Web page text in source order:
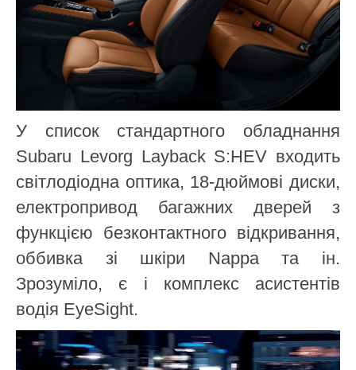
У список стандартного обладнання
Subaru Levorg Layback S:HEV входить
світлодіодна оптика, 18-дюймові диски,
електропривод багажних дверей з
функцією безконтактного відкривання,
оббивка зі шкіри Nappa та ін.
Зрозуміло, є і комплекс асистентів
водія EyeSight.